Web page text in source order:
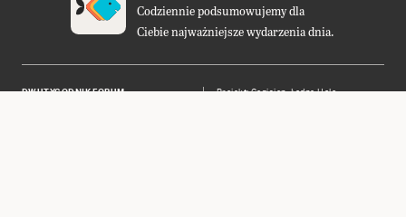
Codziennie podsumowujemy dla
Ciebie najważniejsze wydarzenia dnia.
DWUTYGODNIK FORUM Projekt:Cogision,Ładne Halo